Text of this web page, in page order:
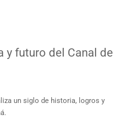
y futuro del Canal de
un siglo de historia, logros y